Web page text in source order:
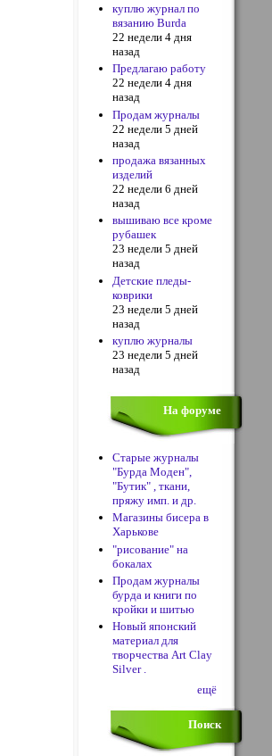
куплю журнал по
вязанию Burda
22 недели 4 дня
назад
Предлагаю работу
22 недели 4 дня
назад
Продам журналы
22 недели 5 дней
назад
продажа вязанных
изделий
22 недели 6 дней
назад
вышиваю все кроме
рубашек
23 недели 5 дней
назад
Детские пледы-
коврики
23 недели 5 дней
назад
куплю журналы
23 недели 5 дней
назад
На форуме
Старые журналы
"Бурда Моден",
"Бутик" , ткани,
пряжу имп. и др.
Магазины бисера в
Харькове
"рисование" на
бокалах
Продам журналы
бурда и книги по
кройки и шитью
Новый японский
материал для
творчества Art Clay
Silver .
ещё
Поиск